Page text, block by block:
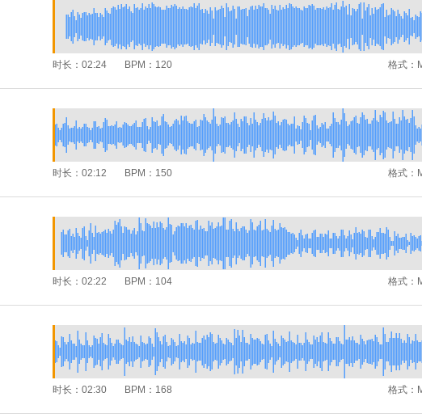
时长： 02:24 BPM： 120 格式：
时长： 02:12 BPM： 150 格式：
时长： 02:22 BPM： 104 格式：
时长： 02:30 BPM： 168 格式：